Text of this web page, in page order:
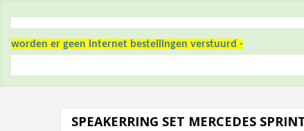
worden er geen internet bestellingen verstuurd -
SPEAKERRING SET MERCEDES